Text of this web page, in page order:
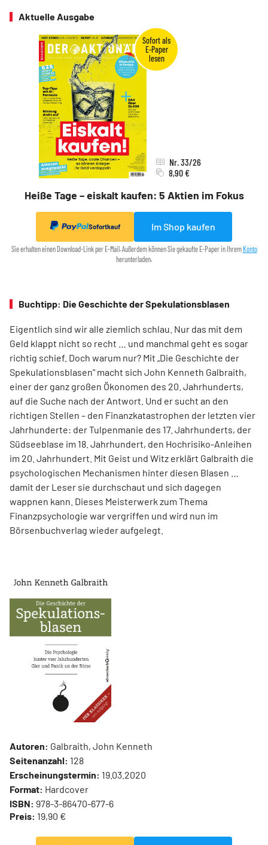
Aktuelle Ausgabe
Heiße Tage – eiskalt kaufen: 5 Aktien im Fokus
Nr. 33/26
8,90 €
Sofortkauf Im Shop kaufen
Sie erhalten einen Download-Link per E-Mail. Außerdem können Sie gekaufte E-Paper in IhremKonto
herunterladen.
Buchtipp: Die Geschichte der Spekulationsblasen
Eigentlich sind wir alle ziemlich schlau. Nur das mit dem
Geld klappt nicht so recht … und manchmal geht es sogar
richtig schief. Doch warum nur? Mit „Die Geschichte der
Spekulationsblasen“ macht sich John Kenneth Galbraith,
einer der ganz großen Ökonomen des 20. Jahrhunderts,
auf die Suche nach der Antwort. Und er sucht an den
richtigen Stellen – den Finanz­katas­trophen der letzten vier
Jahrhunderte: der Tulpenmanie des 17. Jahrhunderts, der
Südseeblase im 18. Jahrhundert, den Hochrisiko-Anleihen
im 20. Jahrhundert. Mit Geist und Witz erklärt Gal­braith die
psychologischen Mechanismen hinter diesen Blasen …
damit der Leser sie durchschaut und sich dagegen
wappnen kann. Dieses Meisterwerk zum Thema
Finanzpsychologie war vergriffen und wird nun im
Börsenbuchverlag wieder aufgelegt.
Autoren: Galbraith, John Kenneth
Seitenanzahl: 128
Erscheinungstermin: 19.03.2020
Format: Hardcover
ISBN: 978-3-86470-677-6
Preis: 19,90 €